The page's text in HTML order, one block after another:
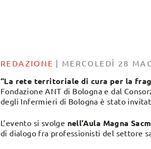
REDAZIONE | MERCOLEDÌ 28
“La rete territoriale di cura per la
Fondazione ANT di Bologna e dal
degli Infermieri di Bologna è stato
L’evento si svolge nell’Aula Magna
di dialogo fra professionisti del settore